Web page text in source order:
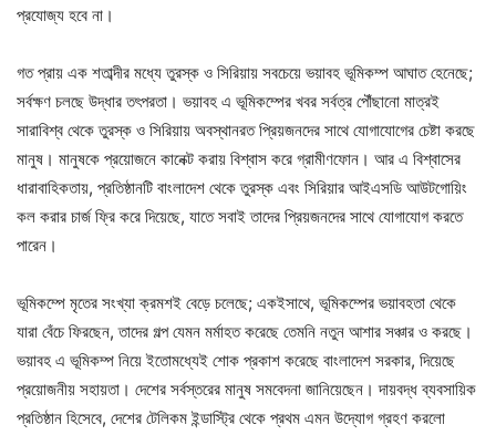
প্রযোজ্য হবে না।
গত প্রায় এক শতাব্দীর মধ্যে তুরস্ক ও সিরিয়ায় সবচেয়ে ভয়াবহ ভূমিকম্প আঘাত হেনেছে;
সর্বক্ষণ চলছে উদ্ধার তৎপরতা। ভয়াবহ এ ভূমিকম্পের খবর সর্বত্র পৌঁছানো মাত্রই
সারাবিশ্ব থেকে তুরস্ক ও সিরিয়ায় অবস্থানরত প্রিয়জনদের সাথে যোগাযোগের চেষ্টা করছে
মানুষ। মানুষকে প্রয়োজনে কানেক্ট করায় বিশ্বাস করে গ্রামীণফোন। আর এ বিশ্বাসের
ধারাবাহিকতায়, প্রতিষ্ঠানটি বাংলাদেশ থেকে তুরস্ক এবং সিরিয়ার আইএসডি আউটগোয়িং
কল করার চার্জ ফ্রি করে দিয়েছে, যাতে সবাই তাদের প্রিয়জনদের সাথে যোগাযোগ করতে
পারেন।
ভূমিকম্পে মৃতের সংখ্যা ক্রমশই বেড়ে চলেছে; একইসাথে, ভূমিকম্পের ভয়াবহতা থেকে
যারা বেঁচে ফিরছেন, তাদের গল্প যেমন মর্মাহত করেছে তেমনি নতুন আশার সঞ্চার ও করছে।
ভয়াবহ এ ভূমিকম্প নিয়ে ইতোমধ্যেই শোক প্রকাশ করেছে বাংলাদেশ সরকার, দিয়েছে
প্রয়োজনীয় সহায়তা। দেশের সর্বস্তরের মানুষ সমবেদনা জানিয়েছেন। দায়বদ্ধ ব্যবসায়িক
প্রতিষ্ঠান হিসেবে, দেশের টেলিকম ইন্ডাস্ট্রি থেকে প্রথম এমন উদ্যোগ গ্রহণ করলো